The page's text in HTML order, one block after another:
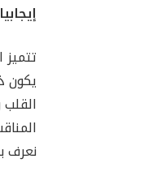
يكون
نعرف